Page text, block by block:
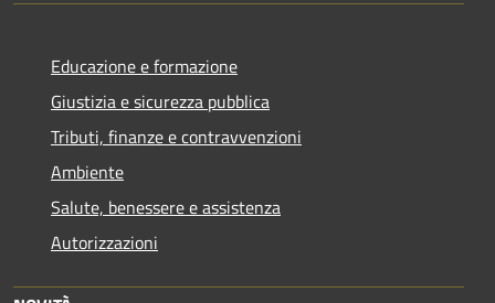
Educazione e formazione
Giustizia e sicurezza pubblica
Tributi, finanze e contravvenzioni
Ambiente
Salute, benessere e assistenza
Autorizzazioni